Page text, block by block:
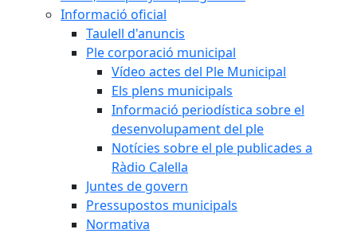
Informació oficial
Taulell d'anuncis
Ple corporació municipal
Vídeo actes del Ple Municipal
Els plens municipals
Informació periodística sobre el
desenvolupament del ple
Notícies sobre el ple publicades a
Ràdio Calella
Juntes de govern
Pressupostos municipals
Normativa